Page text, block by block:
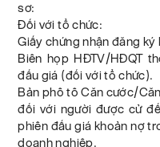
sơ:
Đối với tổ chức:
Giấy chứng nhận đăng
Biên họp HĐTV/HĐQT
đấu giá (đối với tổ chức).
Bản phô tô Căn cước/
đối với người được cử
phiên đấu giá khoản nợ
doanh nghiệp.